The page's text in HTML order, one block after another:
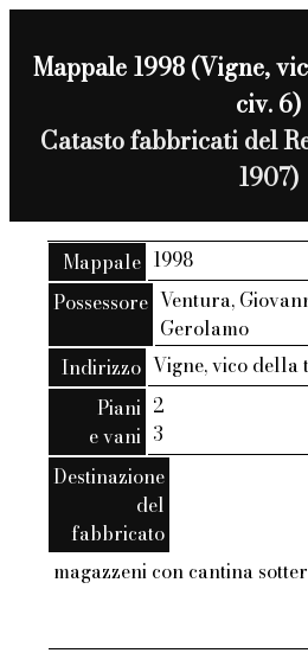
Mappale 1998 (Vigne,
civ. 6)
Catasto fabbricati del
1907)
Mappale 1998
Possessore Ventura,
Gerolamo
Indirizzo Vigne, vico della
Piani
e vani
2
3
Destinazione
del
fabbricato
magazzeni con cantina